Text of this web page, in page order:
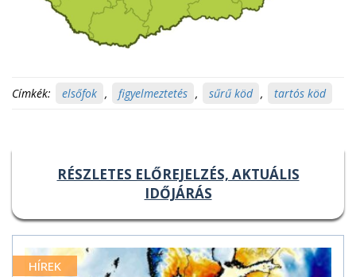
Címkék: elsőfok , figyelmeztetés , sűrű köd , tartós köd
RÉSZLETES ELŐREJELZÉS, AKTUÁLIS
IDŐJÁRÁS
HÍREK